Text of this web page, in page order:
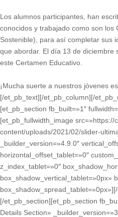
Los alumnos participantes, han
conocidos y trabajado como son los
Sostenible), para así completar sus
que abordar. El día 13 de diciembre
este Certamen Educativo.
¡Mucha suerte a nuestros jóvenes
[/et_pb_text][/et_pb_column][/
[et_pb_section fb_built=»1″
[et_pb_fullwidth_image src=»https://
content/uploads/2021/02/slider-
_builder_version=»4.9.0″
horizontal_offset_tablet=»0″
z_index_tablet=»0″
box_shadow_vertical_tablet=»0px»
[/et_pb_section][et_pb_section
Details Section»